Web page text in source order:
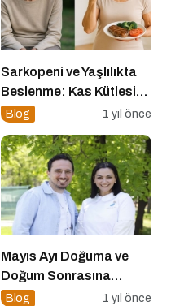
Sarkopeni ve Yaşlılıkta
Beslenme: Kas Kütlesi
Nasıl Korunur?
Blog 1 yıl önce
Mayıs Ayı Doğuma ve
Doğum Sonrasına
Hazırlık Atölyesi
Blog 1 yıl önce